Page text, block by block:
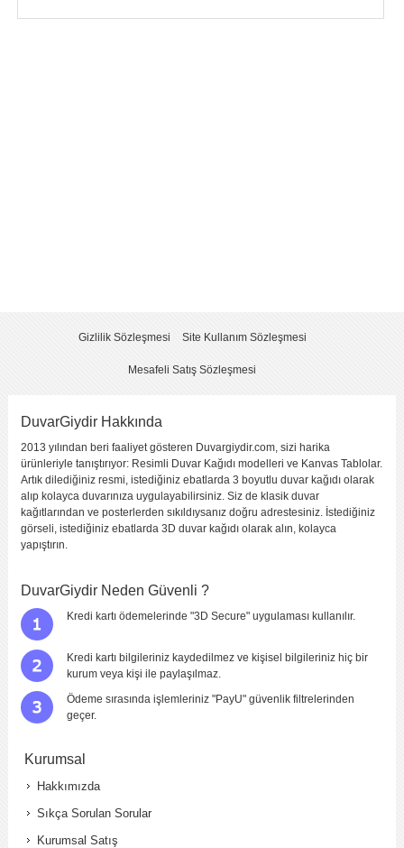
Gizlilik Sözleşmesi Site Kullanım Sözleşmesi
Mesafeli Satış Sözleşmesi
DuvarGiydir Hakkında
2013 yılından beri faaliyet gösteren Duvargiydir.com, sizi harika
ürünleriyle tanıştırıyor: Resimli Duvar Kağıdı modelleri ve Kanvas Tablolar.
Artık dilediğiniz resmi, istediğiniz ebatlarda 3 boyutlu duvar kağıdı olarak
alıp kolayca duvarınıza uygulayabilirsiniz. Siz de klasik duvar
kağıtlarından ve posterlerden sıkıldıysanız doğru adrestesiniz. İstediğiniz
görseli, istediğiniz ebatlarda 3D duvar kağıdı olarak alın, kolayca
yapıştırın.
DuvarGiydir Neden Güvenli ?
Kredi kartı ödemelerinde "3D Secure" uygulaması kullanılır.
Kredi kartı bilgileriniz kaydedilmez ve kişisel bilgileriniz hiç bir
kurum veya kişi ile paylaşılmaz.
Ödeme sırasında işlemleriniz "PayU" güvenlik filtrelerinden
geçer.
Kurumsal
Hakkımızda
Sıkça Sorulan Sorular
Kurumsal Satış